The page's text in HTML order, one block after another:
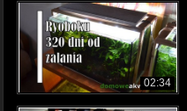
02:34